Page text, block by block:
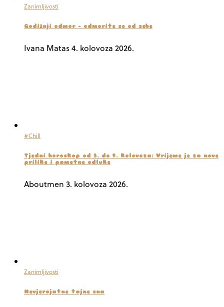
Zanimljivosti
Godišnji odmor – odmorite se od sebe
Ivana Matas4. kolovoza 2026.
#Chill
Tjedni horoskop od 3. do 9. kolovoza: Vrijeme je za nove
prilike i pametne odluke
Aboutmen 3. kolovoza 2026.
Zanimljivosti
Nevjerojatne tajne sna